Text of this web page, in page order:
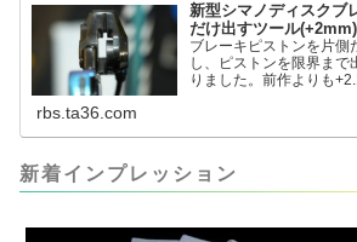
新型シマノディスクブ
だけ出すツール
ブレーキピストンを片側
し、ピストンを限界ま
りました。前作よりも
って、オイル漏れする
ましたが、ギリギリまで
内部の汚れをさらに掃除
rbs.ta36.com
新着インプレッション